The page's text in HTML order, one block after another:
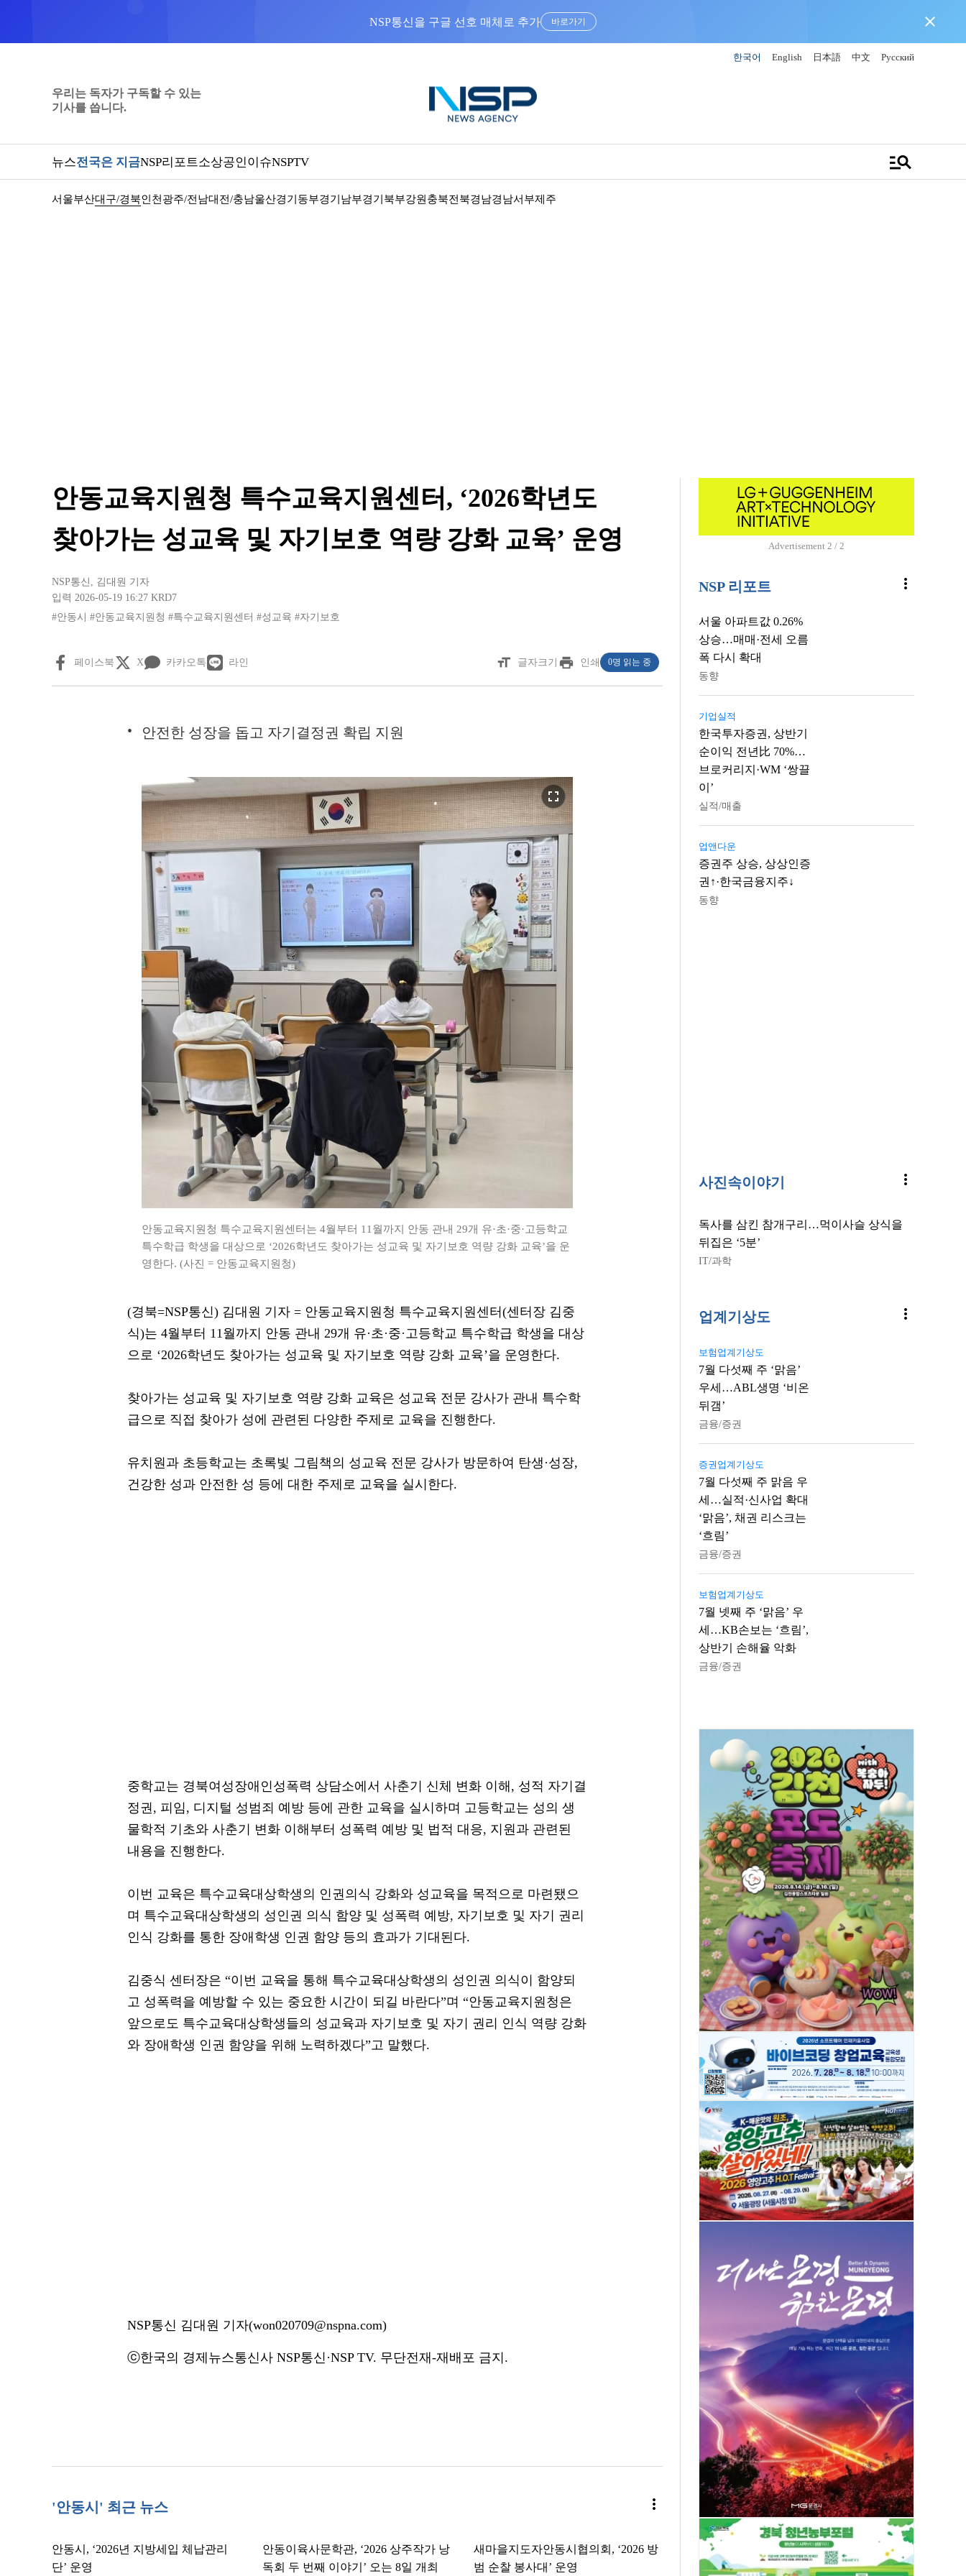
NSP통신을 구글 선호 매체로 추가 바로가기 close
한국어 English 日本語 中文 Русский
우리는 독자가 구독할 수 있는
기사를 씁니다.
뉴스전국은 지금NSP리포트소상공인이슈NSPTV manage_search
서울부산대구/경북인천 광주/전남대전/충남울산경기동부경기남부경기북부강원 충북전북경남경남서부제주
안동교육지원청 특수교육지원센터, ‘2026학년도
찾아가는 성교육 및 자기보호 역량 강화 교육’ 운영
NSP통신 , 김대원 기자
입력 2026-05-19 16:27 KRD7
#안동시
#안동교육지원청 #특수교육지원센터 #성교육 #자기보호
페이스북 X 카카오톡 라인 format_size 글자크기 print 인쇄 0명 읽는 중
안전한 성장을 돕고 자기결정권 확립 지원
fullscreen
안동교육지원청 특수교육지원센터는 4월부터 11월까지 안동 관내 29개 유·초·중·고등학교
특수학급 학생을 대상으로 ‘2026학년도 찾아가는 성교육 및 자기보호 역량 강화 교육’을 운
영한다. (사진 = 안동교육지원청)
(경북=NSP통신) 김대원 기자 = 안동교육지원청 특수교육지원센터(센터장 김중
식)는 4월부터 11월까지 안동 관내 29개 유·초·중·고등학교 특수학급 학생을 대상
으로 ‘2026학년도 찾아가는 성교육 및 자기보호 역량 강화 교육’을 운영한다.
찾아가는 성교육 및 자기보호 역량 강화 교육은 성교육 전문 강사가 관내 특수학
급으로 직접 찾아가 성에 관련된 다양한 주제로 교육을 진행한다.
유치원과 초등학교는 초록빛 그림책의 성교육 전문 강사가 방문하여 탄생·성장,
건강한 성과 안전한 성 등에 대한 주제로 교육을 실시한다.
중학교는 경북여성장애인성폭력 상담소에서 사춘기 신체 변화 이해, 성적 자기결
정권, 피임, 디지털 성범죄 예방 등에 관한 교육을 실시하며 고등학교는 성의 생
물학적 기초와 사춘기 변화 이해부터 성폭력 예방 및 법적 대응, 지원과 관련된
내용을 진행한다.
이번 교육은 특수교육대상학생의 인권의식 강화와 성교육을 목적으로 마련됐으
며 특수교육대상학생의 성인권 의식 함양 및 성폭력 예방, 자기보호 및 자기 권리
인식 강화를 통한 장애학생 인권 함양 등의 효과가 기대된다.
김중식 센터장은 “이번 교육을 통해 특수교육대상학생의 성인권 의식이 함양되
고 성폭력을 예방할 수 있는 중요한 시간이 되길 바란다”며 “안동교육지원청은
앞으로도 특수교육대상학생들의 성교육과 자기보호 및 자기 권리 인식 역량 강화
와 장애학생 인권 함양을 위해 노력하겠다”고 말했다.
NSP통신 김대원 기자(won020709@nspna.com)
ⓒ한국의 경제뉴스통신사 NSP통신·NSP TV. 무단전재-재배포 금지.
'안동시' 최근 뉴스 more_vert
안동시, ‘2026년 지방세입 체납관리
단’ 운영
안동이육사문학관, ‘2026 상주작가 낭
독회 두 번째 이야기’ 오는 8일 개최
새마을지도자안동시협의회, ‘2026 방
범 순찰 봉사대’ 운영
Advertisement 1 / 2
NSP 리포트 more_vert
서울 아파트값 0.26%
상승…매매·전세 오름
폭 다시 확대
동향
기업실적
한국투자증권, 상반기
순이익 전년比 70%…
브로커리지·WM ‘쌍끌
이’
실적/매출
업앤다운
증권주 상승, 상상인증
권↑·한국금융지주↓
동향
사진속이야기 more_vert
독사를 삼킨 참개구리…먹이사슬 상식을
뒤집은 ‘5분’
IT/과학
업계기상도 more_vert
보험업계기상도
7월 다섯째 주 ‘맑음’
우세…ABL생명 ‘비온
뒤갬’
금융/증권
증권업계기상도
7월 다섯째 주 맑음 우
세…실적·신사업 확대
‘맑음’, 채권 리스크는
‘흐림’
금융/증권
보험업계기상도
7월 넷째 주 ‘맑음’ 우
세…KB손보는 ‘흐림’,
상반기 손해율 악화
금융/증권